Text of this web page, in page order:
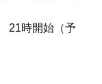
21時開始（予